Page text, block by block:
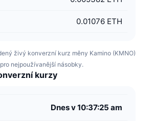
0.01076 ETH
živý konverzní kurz měny Kamino (KMNO)
nejpoužívanější násobky.
kurzy
Dnes v 10:37:25 am